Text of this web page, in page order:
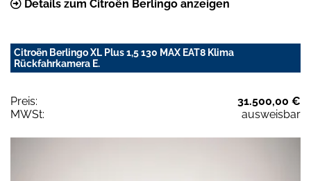
Details zum Citroën Berlingo anzeigen
Citroën Berlingo XL Plus 1,5 130 MAX EAT8 Klima
Rückfahrkamera E.
Preis:
31.500,00 €
MWSt:
ausweisbar